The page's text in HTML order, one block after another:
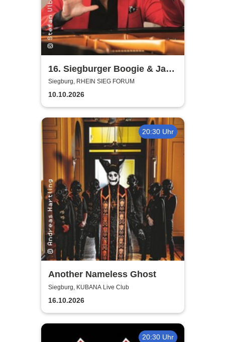
16. Siegburger Boogie & Jazz
Night
Siegburg, RHEIN SIEG FORUM
10.10.2026
20:30 Uhr
Another Nameless Ghost
Siegburg, KUBANA Live Club
16.10.2026
20:30 Uhr